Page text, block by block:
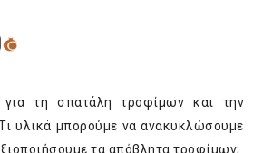
για τη σπατάλη τροφίμων και την
υλικά μπορούμε να ανακυκλώσουμε
τα απόβλητα τροφίμων;